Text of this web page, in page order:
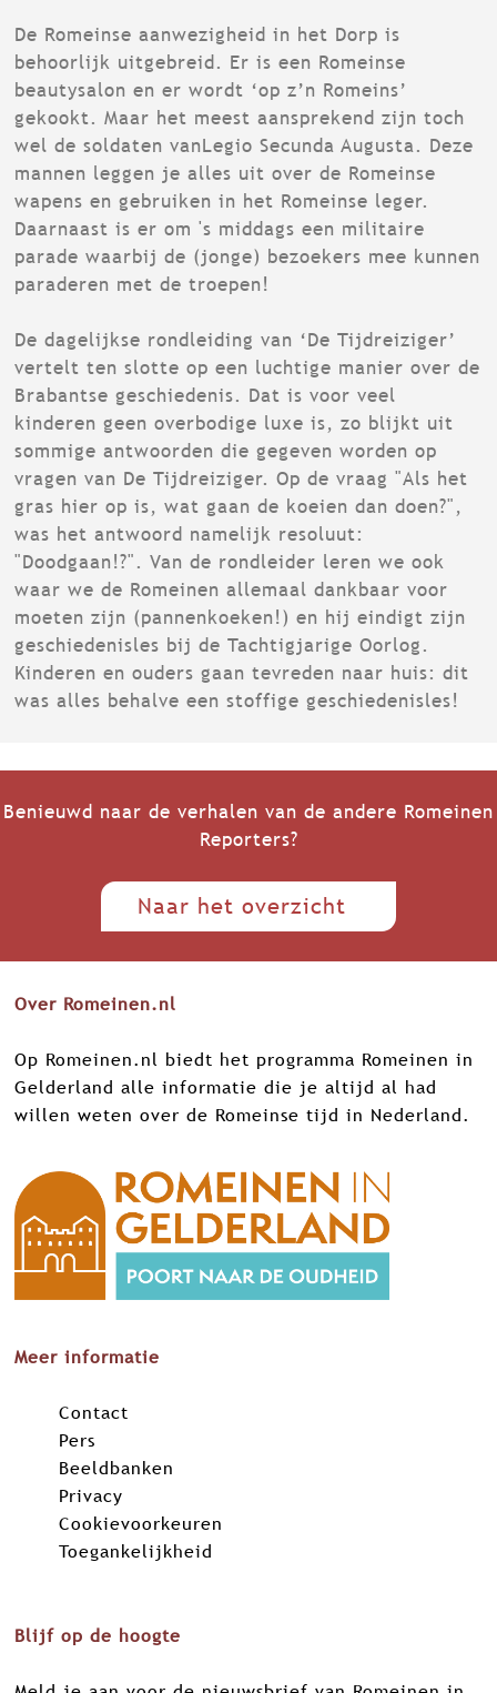
De Romeinse aanwezigheid in het Dorp is
behoorlijk uitgebreid. Er is een Romeinse
beautysalon en er wordt ‘op z’n Romeins’
gekookt. Maar het meest aansprekend zijn toch
wel de soldaten vanLegio Secunda Augusta. Deze
mannen leggen je alles uit over de Romeinse
wapens en gebruiken in het Romeinse leger.
Daarnaast is er om 's middags een militaire
parade waarbij de (jonge) bezoekers mee kunnen
paraderen met de troepen!
De dagelijkse rondleiding van ‘De Tijdreiziger’
vertelt ten slotte op een luchtige manier over de
Brabantse geschiedenis. Dat is voor veel
kinderen geen overbodige luxe is, zo blijkt uit
sommige antwoorden die gegeven worden op
vragen van De Tijdreiziger. Op de vraag "Als het
gras hier op is, wat gaan de koeien dan doen?",
was het antwoord namelijk resoluut:
"Doodgaan!?". Van de rondleider leren we ook
waar we de Romeinen allemaal dankbaar voor
moeten zijn (pannenkoeken!) en hij eindigt zijn
geschiedenisles bij de Tachtigjarige Oorlog.
Kinderen en ouders gaan tevreden naar huis: dit
was alles behalve een stoffige geschiedenisles!
Benieuwd naar de verhalen van de andere Romeinen
Reporters?
Naar het overzicht
Over Romeinen.nl
Op Romeinen.nl biedt het programma Romeinen in
Gelderland alle informatie die je altijd al had
willen weten over de Romeinse tijd in Nederland.
Meer informatie
Contact
Pers
Beeldbanken
Privacy
Cookievoorkeuren
Toegankelijkheid
Blijf op de hoogte